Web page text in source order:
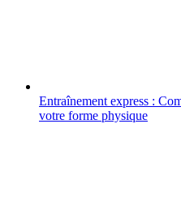
Entraînement express :
votre forme physique